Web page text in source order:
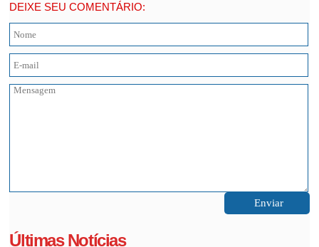
DEIXE SEU COMENTÁRIO:
Últimas Notícias